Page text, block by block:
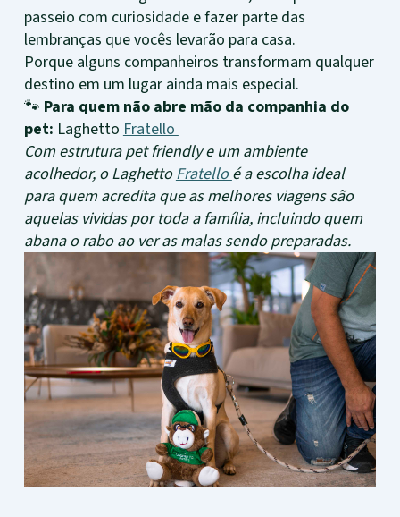
passeio com curiosidade e fazer parte das
lembranças que vocês levarão para casa.
Porque alguns companheiros transformam qualquer
destino em um lugar ainda mais especial.
🐾 Para quem não abre mão da companhia do
pet: Laghetto Fratello
Com estrutura pet friendly e um ambiente
acolhedor, o LaghettoFratelloé a escolha ideal
para quem acredita que as melhores viagens são
aquelas vividas por toda a família, incluindo quem
abana o rabo ao ver as malas sendo preparadas.